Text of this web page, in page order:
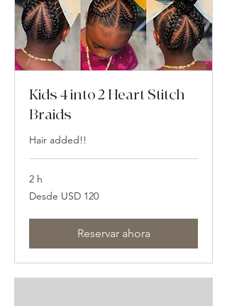
Kids 4 into 2 Heart Stitch
Braids
Hair added!!
2 h
Desde
120
Desde USD 120
Reservar ahora